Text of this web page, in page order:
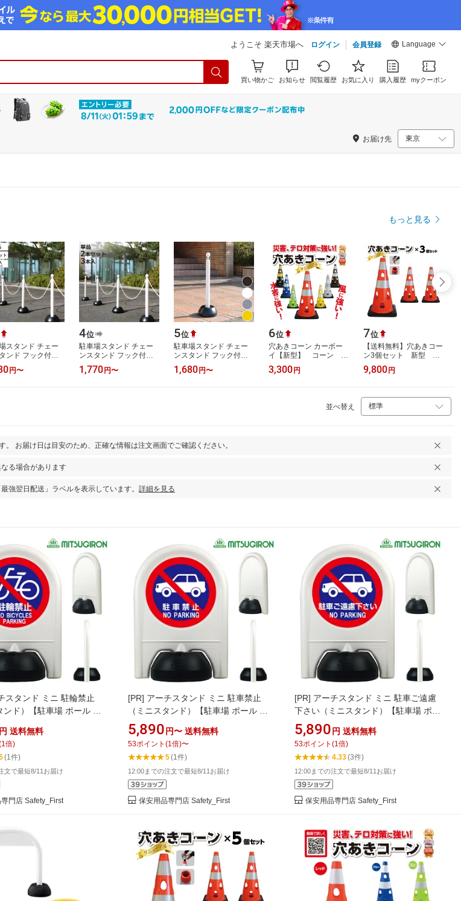
ようこそ 楽天市場へ ログイン 会員登録 Language
買い物かご お知らせ 閲覧履歴 お気に入り 購入履歴 myクーポン
お届け先
もっと見る
スタンド チェー
ンド フック付き
車対策 （ 駐車場
駐車禁止 立入禁
円〜
4位
駐車場スタンド チェー
ンスタンド フック付き
無断駐車対策 （ 駐車場
ポール 駐車禁止 立入禁
1,770 円〜
5位
駐車場スタンド チェー
ンスタンド フック付き
無断駐車対策 （ 駐車場
ポール 駐車禁止 立入禁
1,680 円〜
6位
穴あきコーン カーボー
イ【新型】 コーン セ
ーフティコーン 重量コ
ーン ロードコーン 工
3,300 円
7位
【送料無料】穴あきコー
ン3個セット 新型 警
告灯対応 カーボーイ
コーン セーフティコー
9,800 円
並べ替え
お届け日は目安のため、正確な情報は注文画面でご確認ください。
る場合があります
強翌日配送」ラベルを表示しています。 詳細を見る
スタンド ミニ 駐輪禁止
ンド）【駐車場 ポール お
禁止 立入禁止 駐車場 フェ
ンポール プラチェーン 車
仕切り 駐車場 看板】
円 送料無料
1倍)
(1件)
文で最短8/11お届け
門店 Safety_First
[PR] アーチスタンド ミニ 駐車禁止
（ミニスタンド）【駐車場 ポール お
しゃれ 駐車禁止 立入禁止 駐車場 フェ
ンス チェーンポール プラチェーン 車
止め 駐車場 仕切り 駐車場 看板】
5,890 円〜 送料無料
53ポイント (1倍)〜
5(1件)
12:00までの注文で最短8/11お届け
保安用品専門店 Safety_First
[PR] アーチスタンド ミニ 駐車ご遠慮
下さい（ミニスタンド）【駐車場 ポー
ル おしゃれ 駐車禁止 立入禁止 駐車場
フェンス チェーンポール プラチェー
ン 車止め 駐車場 仕切り 駐車場 看板】
5,890 円 送料無料
53ポイント (1倍)
4.33(3件)
12:00までの注文で最短8/11お届け
保安用品専門店 Safety_First